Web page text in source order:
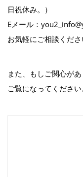
日祝休み。）
Eメール：
お気軽にご相談くださ
また、もしご関心が
ご覧になってください